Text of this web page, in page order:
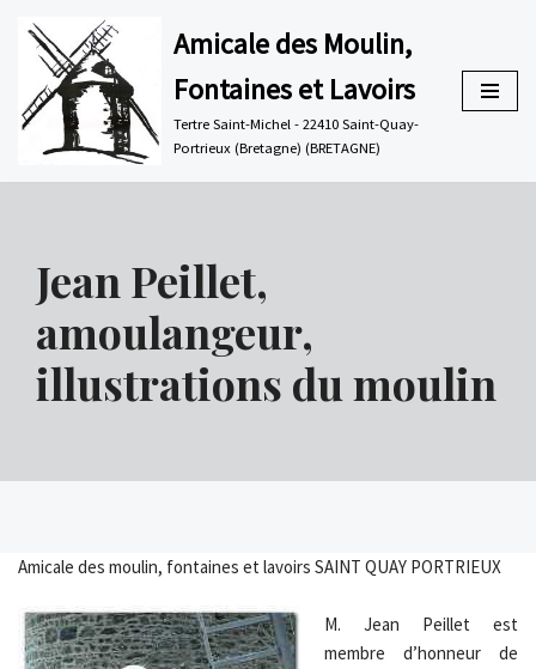
Aller
au
contenu
Amicale des Moulin,
Fontaines et Lavoirs
Tertre Saint-Michel - 22410 Saint-Quay-
Portrieux (Bretagne) (BRETAGNE)
Jean Peillet,
amoulangeur,
illustrations du moulin
Amicale des moulin, fontaines et lavoirs SAINT QUAY PORTRIEUX
M. Jean Peillet est
membre d’honneur de